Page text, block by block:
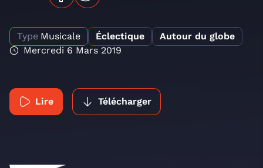
Type Musicale Éclectique
Autour du globe
Mercredi 6 Mars 2019
Lire Télécharger